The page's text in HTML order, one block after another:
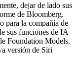
dejar de lado sus
de Bloomberg.
para la compañía de
sus funciones de IA
Foundation Models.
versión de Siri